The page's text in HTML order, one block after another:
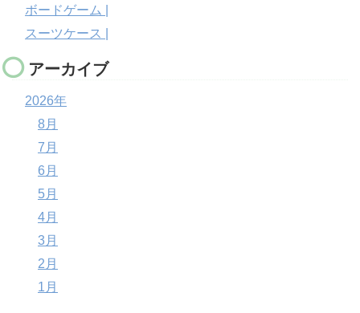
ボードゲーム |
スーツケース |
アーカイブ
2026年
8月
7月
6月
5月
4月
3月
2月
1月